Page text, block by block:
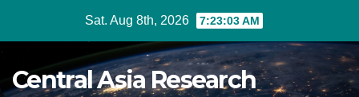
Sat. Aug 8th, 2026 7:23:04 AM
Central Asia Research